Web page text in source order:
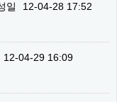
일
12-04-28 17:52
12-04-29 16:09